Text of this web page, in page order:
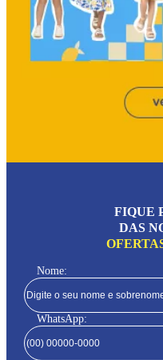
FIQUE
DAS
Nome:
WhatsApp: